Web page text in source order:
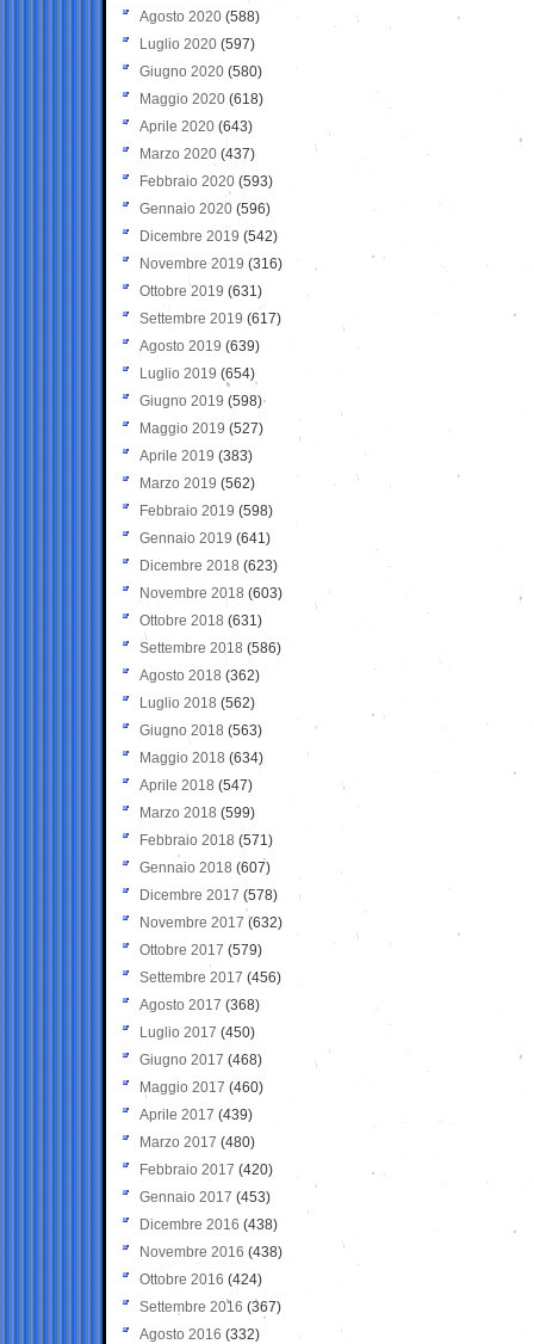
Agosto 2020 (588)
Luglio 2020 (597)
Giugno 2020 (580)
Maggio 2020 (618)
Aprile 2020 (643)
Marzo 2020 (437)
Febbraio 2020 (593)
Gennaio 2020 (596)
Dicembre 2019 (542)
Novembre 2019 (316)
Ottobre 2019 (631)
Settembre 2019 (617)
Agosto 2019 (639)
Luglio 2019 (654)
Giugno 2019 (598)
Maggio 2019 (527)
Aprile 2019 (383)
Marzo 2019 (562)
Febbraio 2019 (598)
Gennaio 2019 (641)
Dicembre 2018 (623)
Novembre 2018 (603)
Ottobre 2018 (631)
Settembre 2018 (586)
Agosto 2018 (362)
Luglio 2018 (562)
Giugno 2018 (563)
Maggio 2018 (634)
Aprile 2018 (547)
Marzo 2018 (599)
Febbraio 2018 (571)
Gennaio 2018 (607)
Dicembre 2017 (578)
Novembre 2017 (632)
Ottobre 2017 (579)
Settembre 2017 (456)
Agosto 2017 (368)
Luglio 2017 (450)
Giugno 2017 (468)
Maggio 2017 (460)
Aprile 2017 (439)
Marzo 2017 (480)
Febbraio 2017 (420)
Gennaio 2017 (453)
Dicembre 2016 (438)
Novembre 2016 (438)
Ottobre 2016 (424)
Settembre 2016 (367)
Agosto 2016 (332)